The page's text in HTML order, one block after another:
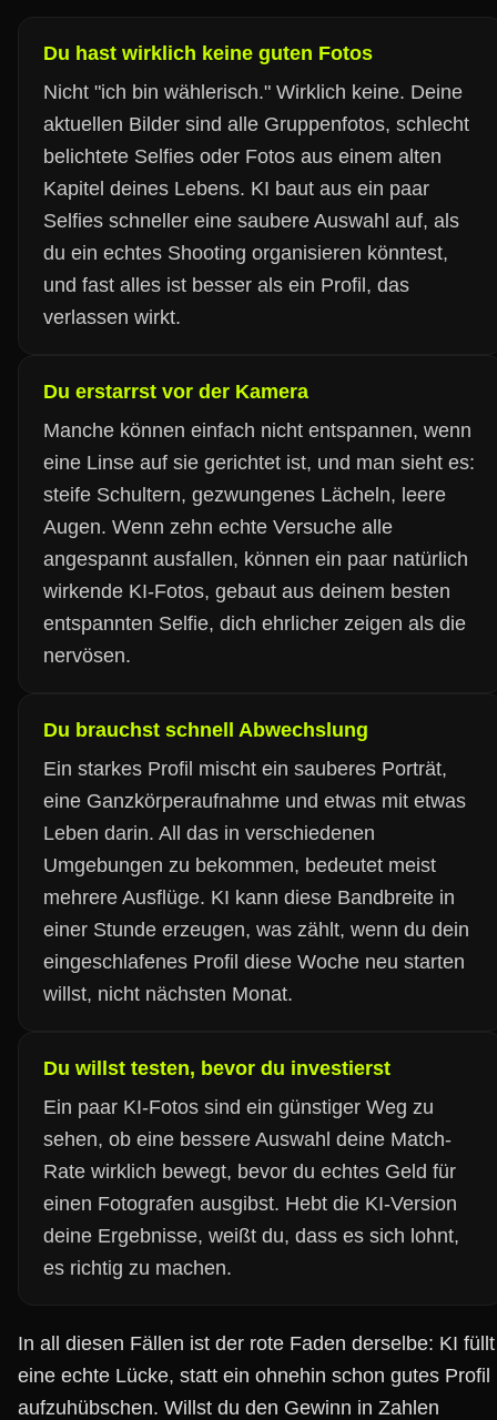
Du hast wirklich keine guten Fotos
Nicht "ich bin wählerisch." Wirklich keine. Deine
aktuellen Bilder sind alle Gruppenfotos, schlecht
belichtete Selfies oder Fotos aus einem alten
Kapitel deines Lebens. KI baut aus ein paar
Selfies schneller eine saubere Auswahl auf, als
du ein echtes Shooting organisieren könntest,
und fast alles ist besser als ein Profil, das
verlassen wirkt.
Du erstarrst vor der Kamera
Manche können einfach nicht entspannen, wenn
eine Linse auf sie gerichtet ist, und man sieht es:
steife Schultern, gezwungenes Lächeln, leere
Augen. Wenn zehn echte Versuche alle
angespannt ausfallen, können ein paar natürlich
wirkende KI-Fotos, gebaut aus deinem besten
entspannten Selfie, dich ehrlicher zeigen als die
nervösen.
Du brauchst schnell Abwechslung
Ein starkes Profil mischt ein sauberes Porträt,
eine Ganzkörperaufnahme und etwas mit etwas
Leben darin. All das in verschiedenen
Umgebungen zu bekommen, bedeutet meist
mehrere Ausflüge. KI kann diese Bandbreite in
einer Stunde erzeugen, was zählt, wenn du dein
eingeschlafenes Profil diese Woche neu starten
willst, nicht nächsten Monat.
Du willst testen, bevor du investierst
Ein paar KI-Fotos sind ein günstiger Weg zu
sehen, ob eine bessere Auswahl deine Match-
Rate wirklich bewegt, bevor du echtes Geld für
einen Fotografen ausgibst. Hebt die KI-Version
deine Ergebnisse, weißt du, dass es sich lohnt,
es richtig zu machen.
In all diesen Fällen ist der rote Faden derselbe: KI füllt
eine echte Lücke, statt ein ohnehin schon gutes Profil
aufzuhübschen. Willst du den Gewinn in Zahlen